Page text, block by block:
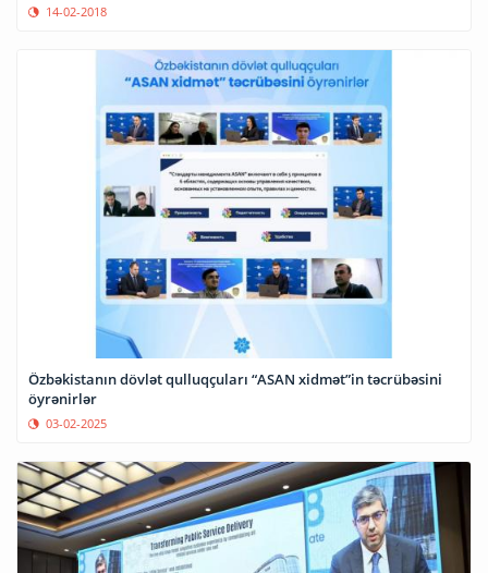
14-02-2018
Özbəkistanın dövlət qulluqçuları “ASAN xidmət”in təcrübəsini
öyrənirlər
03-02-2025